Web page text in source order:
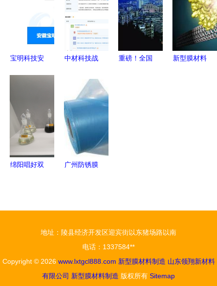
造，引领行
业创新
式生产过程
的生产与销
售新趋势
宝明科技安
型膜材料销
售新篇章
中材科技战
道，斥资2
亿成立锂膜
子公司，加
速新型膜材
料商业化进
程
重磅！全国
新型膜材料
绵阳唱好双
造成渝创新
广州防锈膜
引领新型膜
材料销售
地址：陵县经济开发区迎宾街以东猪场路以南
电话：1337584**
Copyright © 2026 www.lxtgcl888.com 新型膜材料制造 山东领翔新材料
有限公司 新型膜材料制造 版权所有 Sitemap